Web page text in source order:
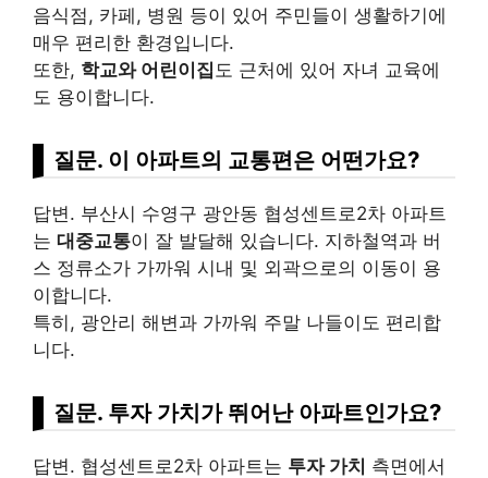
음식점, 카페, 병원 등이 있어 주민들이 생활하기에
매우 편리한 환경입니다.
또한, 학교와 어린이집 도 근처에 있어 자녀 교육에
도 용이합니다.
질문. 이 아파트의 교통편은 어떤가요?
답변. 부산시 수영구 광안동 협성센트로2차 아파트
는 대중교통이 잘 발달해 있습니다. 지하철역과 버
스 정류소가 가까워 시내 및 외곽으로의 이동이 용
이합니다.
특히, 광안리 해변과 가까워 주말 나들이도 편리합
니다.
질문. 투자 가치가 뛰어난 아파트인가요?
답변. 협성센트로2차 아파트는 투자 가치 측면에서